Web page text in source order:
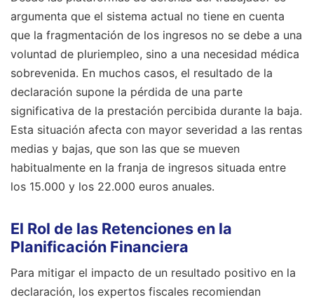
argumenta que el sistema actual no tiene en cuenta
que la fragmentación de los ingresos no se debe a una
voluntad de pluriempleo, sino a una necesidad médica
sobrevenida. En muchos casos, el resultado de la
declaración supone la pérdida de una parte
significativa de la prestación percibida durante la baja.
Esta situación afecta con mayor severidad a las rentas
medias y bajas, que son las que se mueven
habitualmente en la franja de ingresos situada entre
los 15.000 y los 22.000 euros anuales.
El Rol de las Retenciones en la
Planificación Financiera
Para mitigar el impacto de un resultado positivo en la
declaración, los expertos fiscales recomiendan